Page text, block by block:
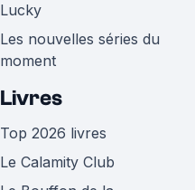
Lucky
Les nouvelles séries du
moment
Livres
Top 2026 livres
Le Calamity Club